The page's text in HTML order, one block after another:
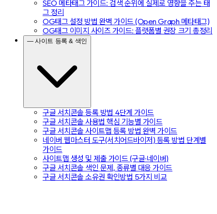
SEO 메타태그 가이드: 검색 순위에 실제로 영향을 주는 태
그 정리
OG태그 설정 방법 완벽 가이드 (Open Graph 메타태그)
OG태그 이미지 사이즈 가이드: 플랫폼별 권장 크기 총정리
— 사이트 등록 & 색인
구글 서치콘솔 등록 방법 4단계 가이드
구글 서치콘솔 사용법 핵심 기능별 가이드
구글 서치콘솔 사이트맵 등록 방법 완벽 가이드
네이버 웹마스터 도구(서치어드바이저) 등록 방법 단계별
가이드
사이트맵 생성 및 제출 가이드 (구글·네이버)
구글 서치콘솔 색인 문제, 종류별 대응 가이드
구글 서치콘솔 소유권 확인방법 5가지 비교